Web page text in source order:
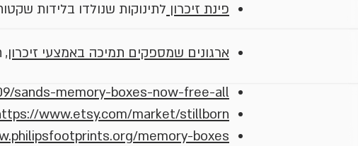
פינת זיכרון לתינוקות שנולדו בלידות
ארגונים שמספקים תמיכה באמצעי זיכרון,
sands-memory-boxes-now-free-all
www.etsy.com/market/stillborn
memory-boxes